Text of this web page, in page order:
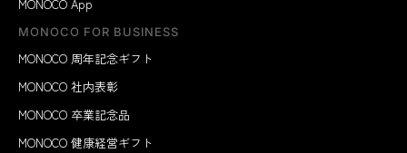
MONOCO App
MONOCO FOR BUSINESS
MONOCO 周年記念ギフト
MONOCO 社内表彰
MONOCO 卒業記念品
MONOCO 健康経営ギフト